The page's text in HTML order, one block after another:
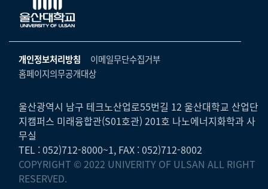
▷스페인·중남미학과
▷철학·상담학과
■사회과학대학
▷사회과학부
ㆍ경제학전공
ㆍ행정학전공
ㆍ국제관계학전공
국제교류처
기초과학연구소
물리BK 미래혁신응집물질물리인재교육연구단
미래기술혁신융합형인재양성센터
반구대암각화유적보존연구소
보육교사교육원
산학연협력선도대학육성사업(LINC3.0)사업단
노동조합
생명윤리위원회
온라인 기술거래 플랫폼
울산대신문
울산대학교병원
캠퍼스안전관리
UCLASS
개인정보처리방침
이메일무단수집거부
홈페이지의무공개대상
울산광역시 남구 테크노산업로55번길 12 울산대학교 산업단
지캠퍼스 미래융합관(S01호관) 201호 나노에너지화학과 사
무실
TEL : 052)712-8000~1, FAX : 052)712-8002
COPYRIGHT © 2022 UNIVERITY OF ULSAN ALL RIGHT
RESERVED.